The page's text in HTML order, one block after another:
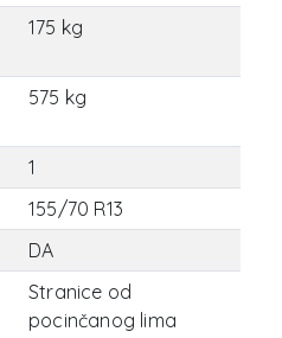
175 kg
575 kg
1
155/70 R13
DA
Stranice od
pocinčanog lima